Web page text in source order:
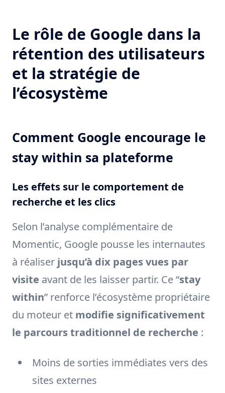
Le rôle de Google dans la
rétention des utilisateurs
et la stratégie de
l’écosystème
Comment Google encourage le
stay within sa plateforme
Les effets sur le comportement de
recherche et les clics
Selon l’analyse complémentaire de
Momentic, Google pousse les internautes
à réaliser jusqu’à dix pages vues par
visite avant de les laisser partir. Ce “stay
within” renforce l’écosystème propriétaire
du moteur et modifie significativement
le parcours traditionnel de recherche :
Moins de sorties immédiates vers des
sites externes